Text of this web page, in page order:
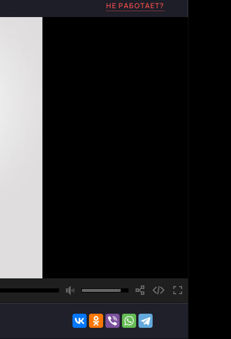
НЕ РАБОТАЕТ?